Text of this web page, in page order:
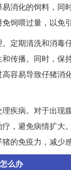
消化的饲料，同
饲喂过量，以免
定期清洗和消毒
传播。同时，保
容易导致仔猪消
疾病。对于出现
，避免病情扩大
的免疫力，减少
么办